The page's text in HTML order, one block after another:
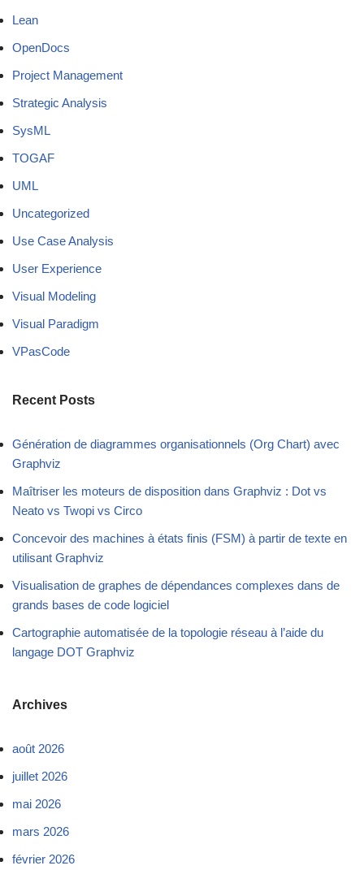
Lean
OpenDocs
Project Management
Strategic Analysis
SysML
TOGAF
UML
Uncategorized
Use Case Analysis
User Experience
Visual Modeling
Visual Paradigm
VPasCode
Recent Posts
Génération de diagrammes organisationnels (Org Chart) avec
Graphviz
Maîtriser les moteurs de disposition dans Graphviz : Dot vs
Neato vs Twopi vs Circo
Concevoir des machines à états finis (FSM) à partir de texte en
utilisant Graphviz
Visualisation de graphes de dépendances complexes dans de
grands bases de code logiciel
Cartographie automatisée de la topologie réseau à l’aide du
langage DOT Graphviz
Archives
août 2026
juillet 2026
mai 2026
mars 2026
février 2026